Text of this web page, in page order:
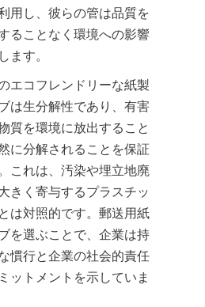
用し、彼らの管は品質を
ることなく環境への影響
ます。
エコフレンドリーな紙製
は生分解性であり、有害
質を環境に放出すること
に分解されることを保証
これは、汚染や埋立地廃
きく寄与するプラスチッ
は対照的です。郵送用紙
を選ぶことで、企業は持
慣行と企業の社会的責任
ットメントを示していま